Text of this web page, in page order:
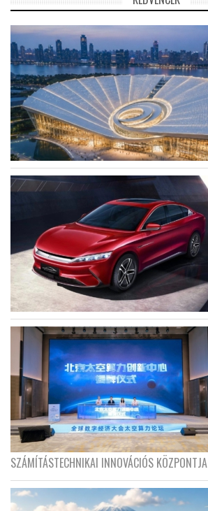
SZÁMÍTÁSTECHNIKAI INNOVÁCIÓS KÖZPONTJA